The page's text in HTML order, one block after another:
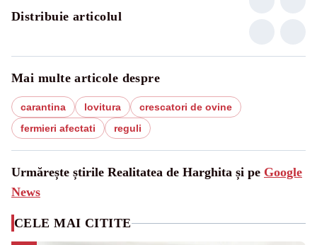
Distribuie articolul
Mai multe articole despre
carantina lovitura
crescatori de ovine
fermieri afectati
reguli
Urmărește știrile Realitatea de Harghita și pe Google
News
CELE MAI CITITE